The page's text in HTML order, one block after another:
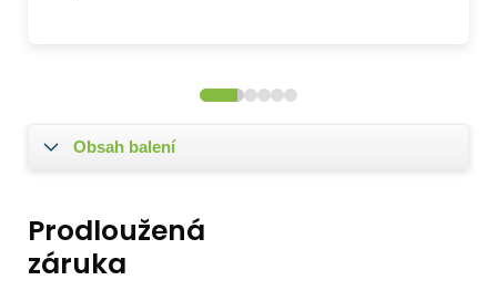
Obsah balení
Prodloužená
záruka